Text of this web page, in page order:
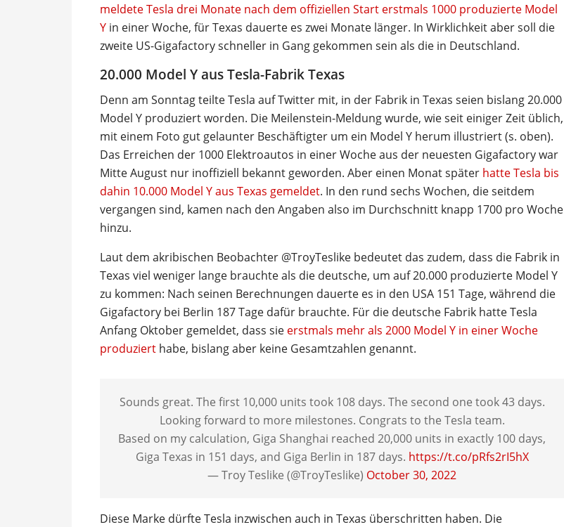
meldete Tesla drei Monate nach dem offiziellen Start erstmals 1000 produzierte Model
Y in einer Woche, für Texas dauerte es zwei Monate länger. In Wirklichkeit aber soll die
zweite US-Gigafactory schneller in Gang gekommen sein als die in Deutschland.
20.000 Model Y aus Tesla-Fabrik Texas
Denn am Sonntag teilte Tesla auf Twitter mit, in der Fabrik in Texas seien bislang 20.000
Model Y produziert worden. Die Meilenstein-Meldung wurde, wie seit einiger Zeit üblich,
mit einem Foto gut gelaunter Beschäftigter um ein Model Y herum illustriert (s. oben).
Das Erreichen der 1000 Elektroautos in einer Woche aus der neuesten Gigafactory war
Mitte August nur inoffiziell bekannt geworden. Aber einen Monat später hatte Tesla bis
dahin 10.000 Model Y aus Texas gemeldet. In den rund sechs Wochen, die seitdem
vergangen sind, kamen nach den Angaben also im Durchschnitt knapp 1700 pro Woche
hinzu.
Laut dem akribischen Beobachter @TroyTeslike bedeutet das zudem, dass die Fabrik in
Texas viel weniger lange brauchte als die deutsche, um auf 20.000 produzierte Model Y
zu kommen: Nach seinen Berechnungen dauerte es in den USA 151 Tage, während die
Gigafactory bei Berlin 187 Tage dafür brauchte. Für die deutsche Fabrik hatte Tesla
Anfang Oktober gemeldet, dass sie erstmals mehr als 2000 Model Y in einer Woche
produziert habe, bislang aber keine Gesamtzahlen genannt.
Sounds great. The first 10,000 units took 108 days. The second one took 43 days.
Looking forward to more milestones. Congrats to the Tesla team.
Based on my calculation, Giga Shanghai reached 20,000 units in exactly 100 days,
Giga Texas in 151 days, and Giga Berlin in 187 days. https://t.co/pRfs2rI5hX
— Troy Teslike (@TroyTeslike) October 30, 2022
Diese Marke dürfte Tesla inzwischen auch in Texas überschritten haben. Die